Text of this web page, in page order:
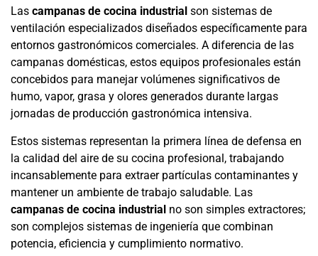
Las campanas de cocina industrial son sistemas de
ventilación especializados diseñados específicamente para
entornos gastronómicos comerciales. A diferencia de las
campanas domésticas, estos equipos profesionales están
concebidos para manejar volúmenes significativos de
humo, vapor, grasa y olores generados durante largas
jornadas de producción gastronómica intensiva.
Estos sistemas representan la primera línea de defensa en
la calidad del aire de su cocina profesional, trabajando
incansablemente para extraer partículas contaminantes y
mantener un ambiente de trabajo saludable. Las
campanas de cocina industrial no son simples extractores;
son complejos sistemas de ingeniería que combinan
potencia, eficiencia y cumplimiento normativo.